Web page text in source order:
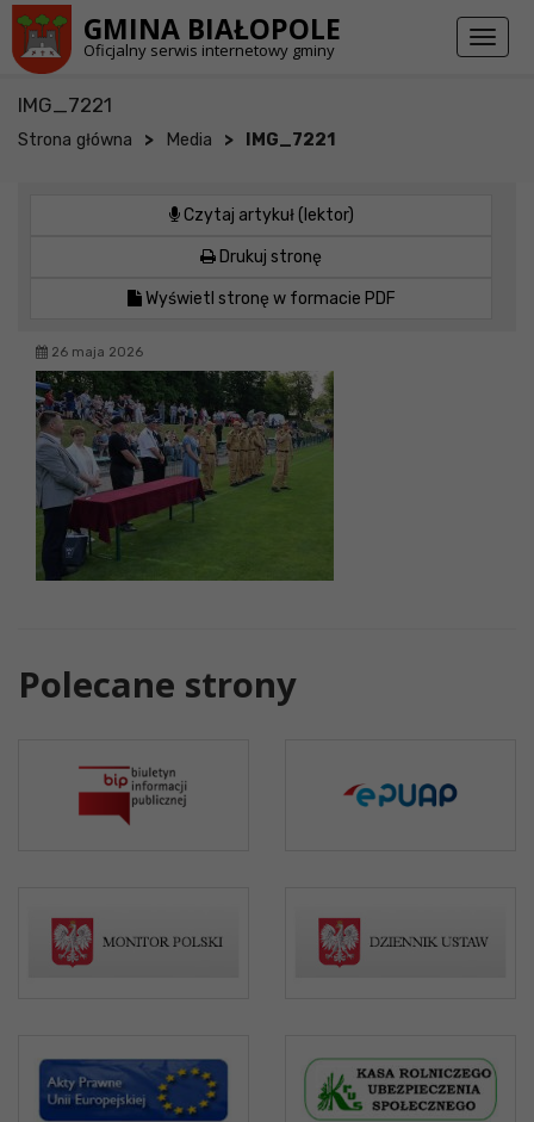
GMINA BIAŁOPOLE
Oficjalny serwis internetowy gminy
Toggle
IMG_7221
Strona główna > Media > IMG_7221
Czytaj artykuł (lektor)
Drukuj stronę
Wyświetl stronę w formacie PDF
26 maja 2026
Polecane strony